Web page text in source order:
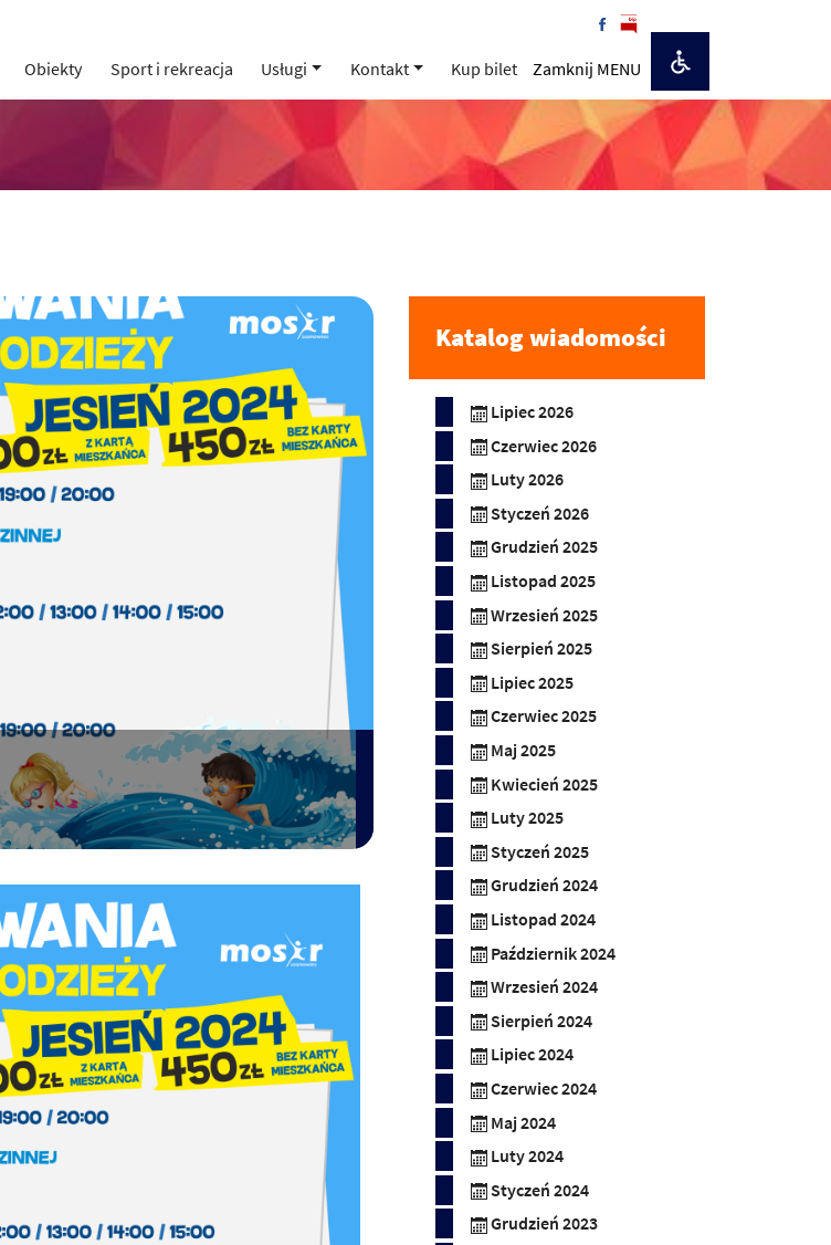
Obiekty Sport i rekreacja Usługi Kontakt Kup bilet Zamknij MENU
Katalog wiadomości
Lipiec 2026
Czerwiec 2026
Luty 2026
Styczeń 2026
Grudzień 2025
Listopad 2025
Wrzesień 2025
Sierpień 2025
Lipiec 2025
Czerwiec 2025
Maj 2025
Kwiecień 2025
Luty 2025
Styczeń 2025
Grudzień 2024
Listopad 2024
Październik 2024
Wrzesień 2024
Sierpień 2024
Lipiec 2024
Czerwiec 2024
Maj 2024
Luty 2024
Styczeń 2024
Grudzień 2023